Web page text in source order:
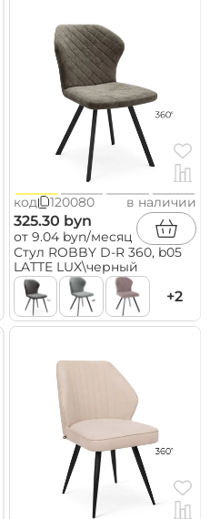
код 120080 в наличии
325.30 byn
от 9.04 byn/месяц
Стул ROBBY D-R 360, b05
LATTE LUX\черный
+2